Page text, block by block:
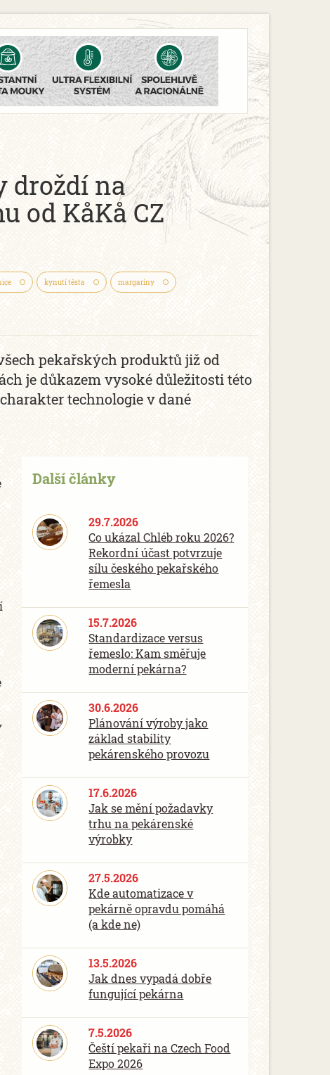
droždí na
od KåKå CZ
kynutí těsta margaríny
pekařských produktů již od
je důkazem vysoké důležitosti této
technologie v dané
Další články
29.7.2026
Co ukázal Chléb roku 2026?
Rekordní účast potvrzuje
sílu českého pekařského
řemesla
15.7.2026
Standardizace versus
řemeslo: Kam směřuje
moderní pekárna?
30.6.2026
Plánování výroby jako
základ stability
pekárenského provozu
17.6.2026
Jak se mění požadavky
trhu na pekárenské
výrobky
27.5.2026
Kde automatizace v
pekárně opravdu pomáhá
(a kde ne)
13.5.2026
Jak dnes vypadá dobře
fungující pekárna
7.5.2026
Čeští pekaři na Czech Food
Expo 2026